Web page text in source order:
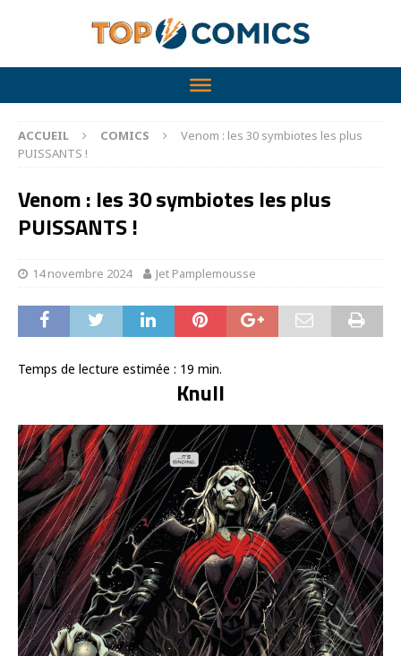
ACCUEIL COMICS
Venom : les 30 symbiotes les plus
PUISSANTS !
Venom : les 30 symbiotes les plus
PUISSANTS !
14 novembre 2024 Jet Pamplemousse
Temps de lecture estimée : 19 min.
Knull